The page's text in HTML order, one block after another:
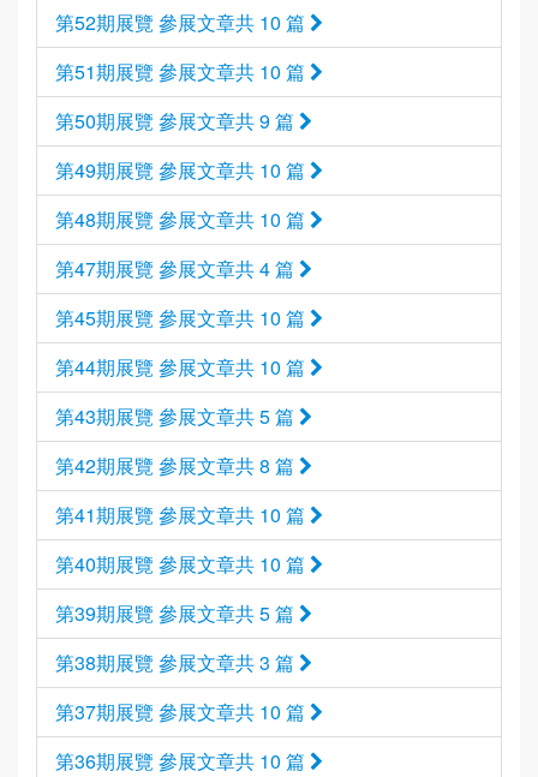
第52期展覽 參展文章共 10 篇
第51期展覽 參展文章共 10 篇
第50期展覽 參展文章共 9 篇
第49期展覽 參展文章共 10 篇
第48期展覽 參展文章共 10 篇
第47期展覽 參展文章共 4 篇
第45期展覽 參展文章共 10 篇
第44期展覽 參展文章共 10 篇
第43期展覽 參展文章共 5 篇
第42期展覽 參展文章共 8 篇
第41期展覽 參展文章共 10 篇
第40期展覽 參展文章共 10 篇
第39期展覽 參展文章共 5 篇
第38期展覽 參展文章共 3 篇
第37期展覽 參展文章共 10 篇
第36期展覽 參展文章共 10 篇